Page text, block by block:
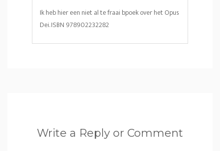
Ik heb hier een niet al te fraai bpoek over het Opus
Dei. ISBN 978902232282
Write a Reply or Comment